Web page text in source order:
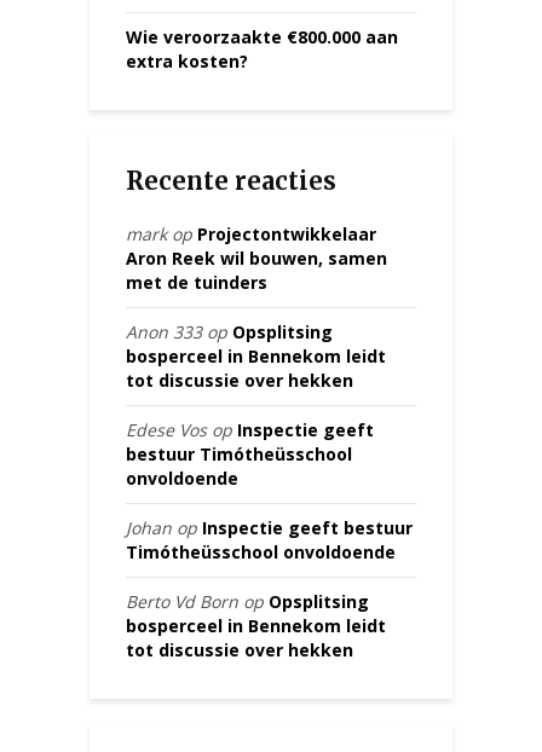
Wie veroorzaakte €800.000 aan
extra kosten?
Recente reacties
markop Projectontwikkelaar
Aron Reek wil bouwen, samen
met de tuinders
Anon 333op Opsplitsing
bosperceel in Bennekom leidt
tot discussie over hekken
Edese Vosop Inspectie geeft
bestuur Timótheüsschool
onvoldoende
Johan op Inspectie geeft bestuur
Timótheüsschool onvoldoende
Berto Vd Born op Opsplitsing
bosperceel in Bennekom leidt
tot discussie over hekken